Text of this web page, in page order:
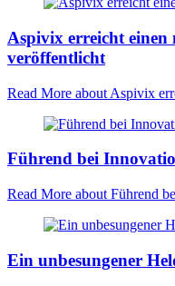
Aspivix erreicht einen
veröffentlicht
Read More about Aspivix
Führend bei
Read More about Führend
Ein unbesungener